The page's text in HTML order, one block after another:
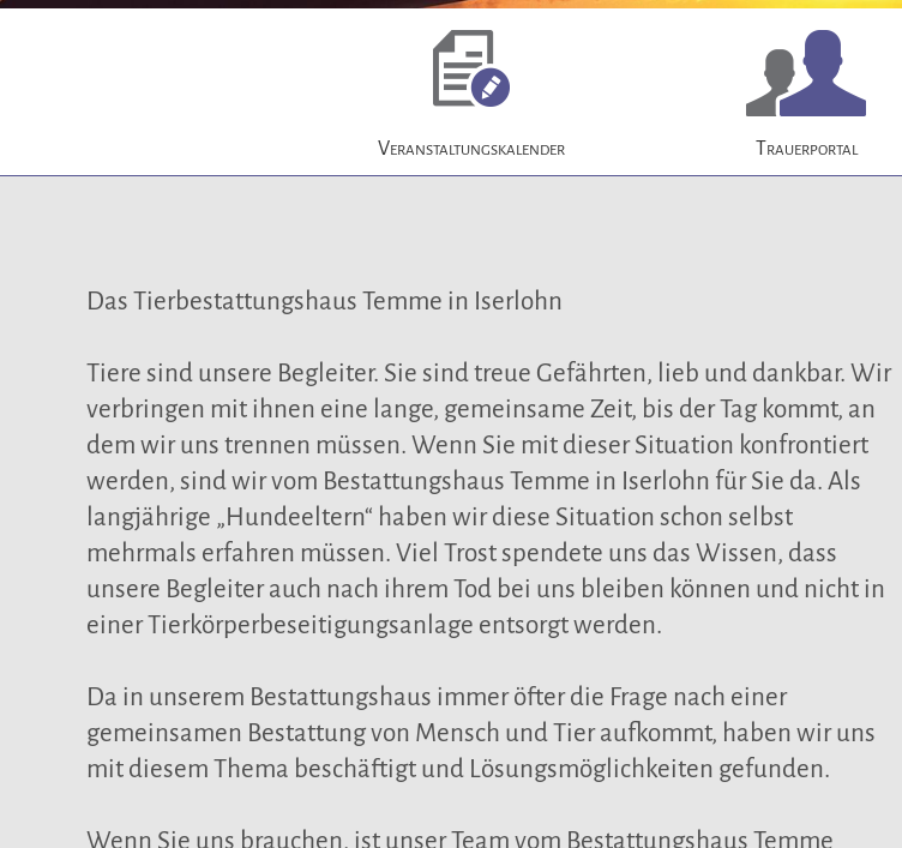
Navigation
überspringen
Veranstaltungskalender Trauerportal
Das Tierbestattungshaus Temme in Iserlohn
Tiere sind unsere Begleiter. Sie sind treue Gefährten, lieb und dankbar. Wir
verbringen mit ihnen eine lange, gemeinsame Zeit, bis der Tag kommt, an
dem wir uns trennen müssen. Wenn Sie mit dieser Situation konfrontiert
werden, sind wir vom Bestattungshaus Temme in Iserlohn für Sie da. Als
langjährige „Hundeeltern“ haben wir diese Situation schon selbst
mehrmals erfahren müssen. Viel Trost spendete uns das Wissen, dass
unsere Begleiter auch nach ihrem Tod bei uns bleiben können und nicht in
einer Tierkörperbeseitigungsanlage entsorgt werden.
Da in unserem Bestattungshaus immer öfter die Frage nach einer
gemeinsamen Bestattung von Mensch und Tier aufkommt, haben wir uns
mit diesem Thema beschäftigt und Lösungsmöglichkeiten gefunden.
Wenn Sie uns brauchen, ist unser Team vom Bestattungshaus Temme